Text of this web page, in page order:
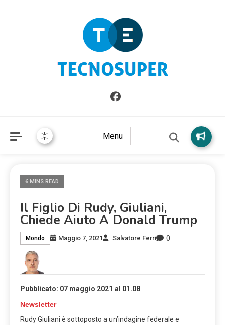
TecnoSuper.net
Informazioni sull'Italia. Seleziona gli argomenti di cui vuoi
saperne di più
Menu
6 MINS READ
Il Figlio Di Rudy, Giuliani,
Chiede Aiuto A Donald Trump
Mondo Maggio 7, 2021 Salvatore Ferri 0
Pubblicato: 07 maggio 2021 al 01.08
Newsletter
Rudy Giuliani è sottoposto a un’indagine federale e